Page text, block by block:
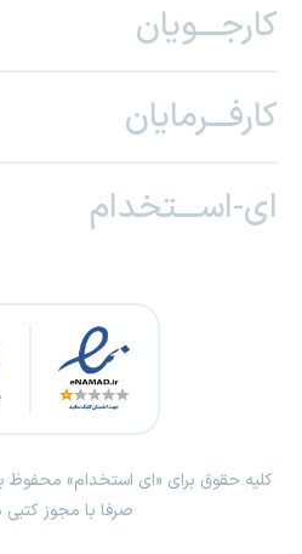
کارجـــویان
کارفـــرمایان
ای-اســـتخدام
کلیه حقوق برای «ای استخدام» محفوظ
صرفا با مجوز